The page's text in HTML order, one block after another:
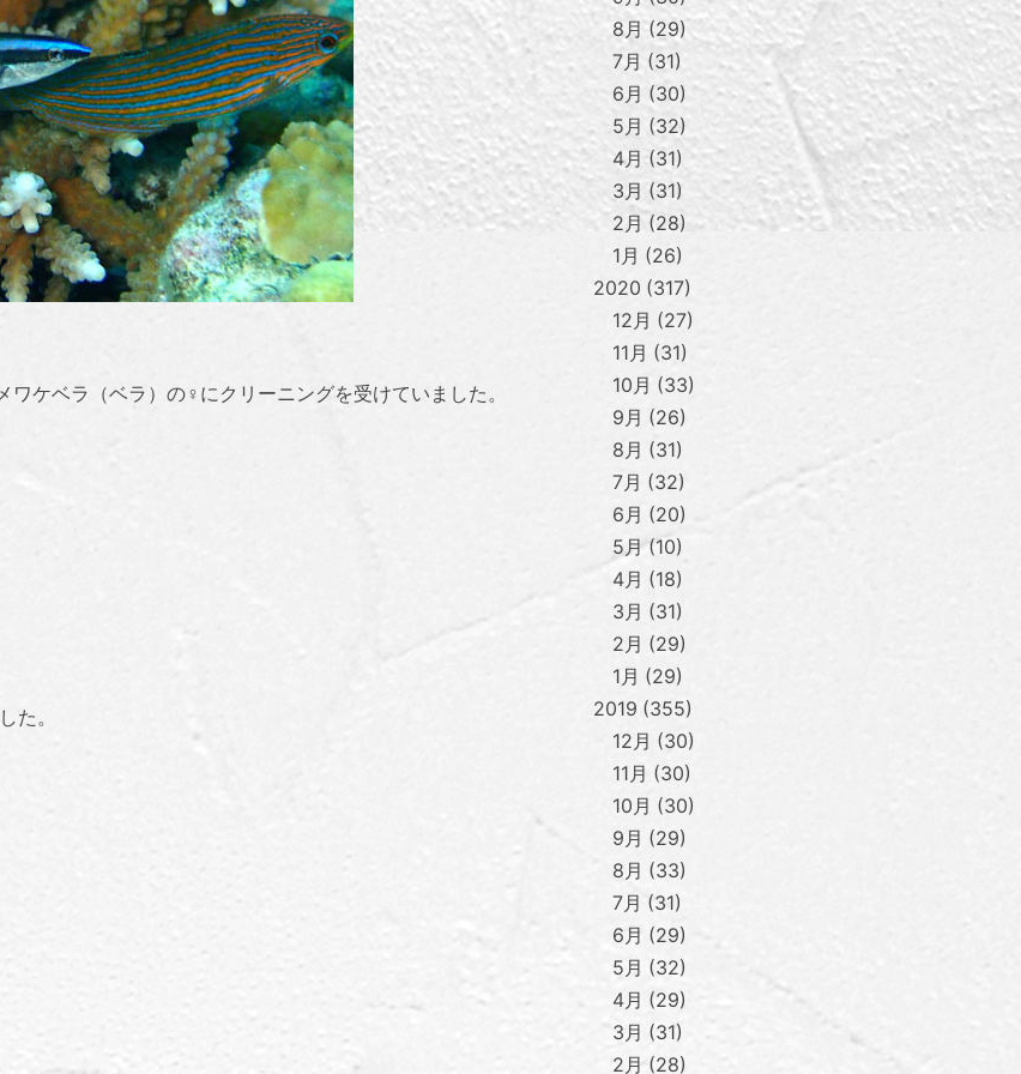
ケベラ（ベラ）の♀にクリーニングを受けていました。
た。
8月
29
7月
31
6月
30
5月
32
4月
31
3月
31
2月
28
1月
26
2020 317
12月
27
11月
31
10月
33
9月
26
8月
31
7月
32
6月
20
5月 10
4月
18
3月
31
2月
29
1月
29
2019 355
12月
30
11月
30
10月
30
9月
29
8月
33
7月
31
6月
29
5月
32
4月
29
3月
31
2月 28